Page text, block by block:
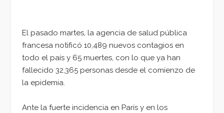
El pasado martes, la agencia de salud pública
francesa notificó 10,489 nuevos contagios en
todo el país y 65 muertes, con lo que ya han
fallecido 32,365 personas desde el comienzo de
la epidemia.
Ante la fuerte incidencia en París y en los